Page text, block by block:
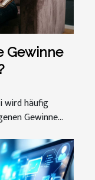
Gewinne
wird häufig
Gewinne...